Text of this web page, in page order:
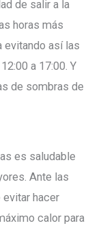
de salir a la
horas más
evitando así las
a 17:00. Y
de sombras de
es saludable
Ante las
evitar hacer
calor para